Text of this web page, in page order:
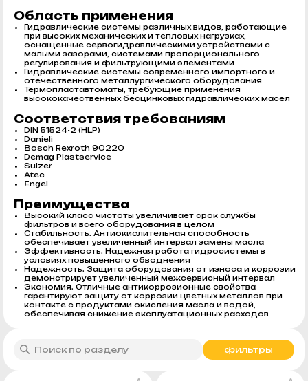
Область применения
Гидравлические системы различных видов, работающие
при высоких механических и тепловых нагрузках,
оснащенные сервогидравлическими устройствами с
малыми зазорами, системами пропорционального
регулирования и фильтрующими элементами
Гидравлические системы современного импортного и
отечественного металлургического оборудования
Термопластавтоматы, требующие применения
высококачественных бесцинковых гидравлических масел
Соответствия требованиям
DIN 51524-2 (HLP)
Danieli
Bosch Rexroth 90220
Demag Plastservice
Sulzer
Atec
Engel
Преимущества
Высокий класс чистоты увеличивает срок службы
фильтров и всего оборудования в целом
Стабильность. Антиокислительная способность
обеспечивает увеличенный интервал замены масла
Эффективность. Надежная работа гидросистемы в
условиях повышенного обводнения
Надежность. Защита оборудования от износа и коррозии
демонстрирует увеличенный межсервисный интервал
Экономия. Отличные антикоррозионные свойства
гарантируют защиту от коррозии цветных металлов при
контакте с продуктами окисления масла и водой,
обеспечивая снижение эксплуатационных расходов
фильтры